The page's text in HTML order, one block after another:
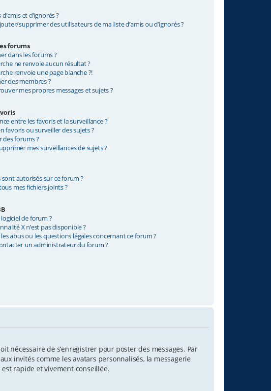
et d’ignorés ?
supprimer des utilisateurs de ma liste d’amis ou d’ignorés ?
forums
dans les forums ?
ne renvoie aucun résultat ?
renvoie une page blanche ?!
des membres ?
mes propres messages et sujets ?
entre les favoris et la surveillance ?
favoris ou surveiller des sujets ?
des forums ?
mes surveillances de sujets ?
autorisés sur ce forum ?
mes fichiers joints ?
de forum ?
X n’est pas disponible ?
abus ou les questions légales concernant ce forum ?
un administrateur du forum ?
nécessaire de s’enregistrer pour poster des messages. Par
invités comme les avatars personnalisés, la messagerie
est rapide et vivement conseillée.